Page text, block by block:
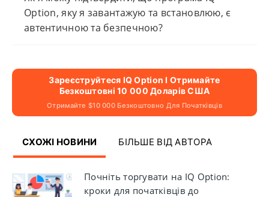
Option, яку я завантажую та встановлюю, є
автентичною та безпечною?
Зареєструйтеся IQ Option І Отримайте
Безкоштовні 10 000 Доларів США
Отримайте $10 000 Безкоштовно Для Початківців
СХОЖІ НОВИНИ БІЛЬШЕ ВІД АВТОРА
Почніть торгувати на IQ Option:
кроки для початківців до